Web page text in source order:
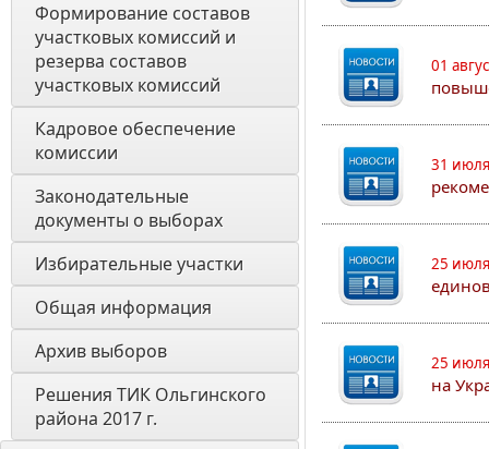
Формирование составов
участковых комиссий и
резерва составов
участковых комиссий
Кадровое обеспечение
комиссии
Законодательные
документы о выборах
Избирательные участки
Общая информация
Архив выборов
Решения ТИК Ольгинского
района 2017 г.
01
31
25
25
на